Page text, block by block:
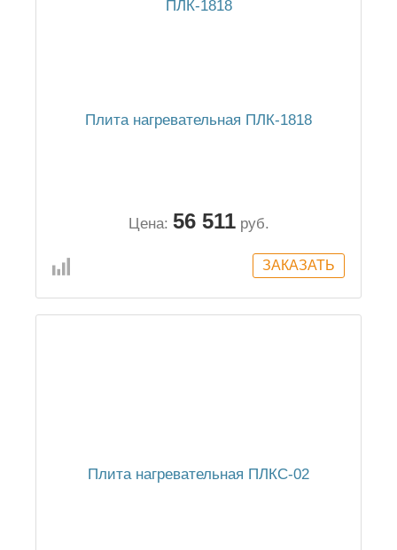
Плита нагревательная ПЛК-1818
Цена: 56 511 руб.
Плита нагревательная ПЛКС-02